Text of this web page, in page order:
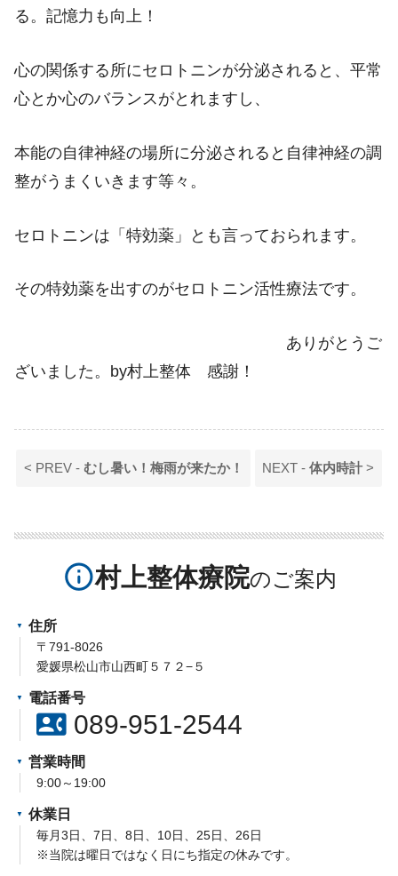
る。記憶力も向上！
心の関係する所にセロトニンが分泌されると、平常
心とか心のバランスがとれますし、
本能の自律神経の場所に分泌されると自律神経の調
整がうまくいきます等々。
セロトニンは「特効薬」とも言っておられます。
その特効薬を出すのがセロトニン活性療法です。
ありがとうご
ざいました。by村上整体 感謝！
< PREV - むし暑い！梅雨が来たか！ NEXT -体内時計 >
info_outline村上整体療院
住所
〒791-8026
愛媛県松山市山西町５７２−５
電話番号
contact_phone089-951-2544
営業時間
9:00～19:00
休業日
毎月3日、7日、8日、10日、25日、26日
※当院は曜日ではなく日にち指定の休みです。